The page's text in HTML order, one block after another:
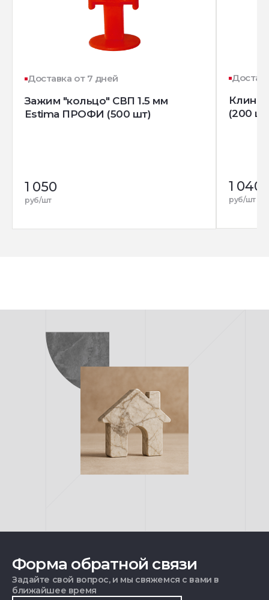
Доставка от 7 дней
Зажим "кольцо" СВП 1.5 мм
Estima ПРОФИ (500 шт)
1 050
руб/шт
Клин
(200
1 040
руб/шт
Форма обратной связи
Задайте свой вопрос, и мы свяжемся с вами в
ближайшее время